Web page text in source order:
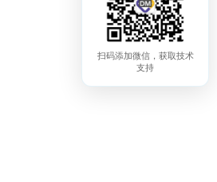
扫码添加微信，获取技术
支持